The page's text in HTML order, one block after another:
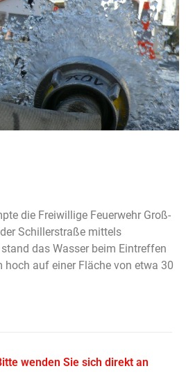
die Freiwillige Feuerwehr Groß-
Schillerstraße mittels
das Wasser beim Eintreffen
hoch auf einer Fläche von etwa 30
wenden Sie sich direkt an